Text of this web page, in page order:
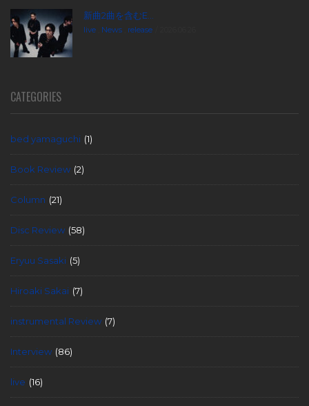
新曲2曲を含むE...
live News release
CATEGORIES
bed yamaguchi (1)
Book Review (2)
Column (21)
Disc Review (58)
Eryuu Sasaki (5)
Hiroaki Sakai (7)
instrumental Review (7)
Interview (86)
live (16)